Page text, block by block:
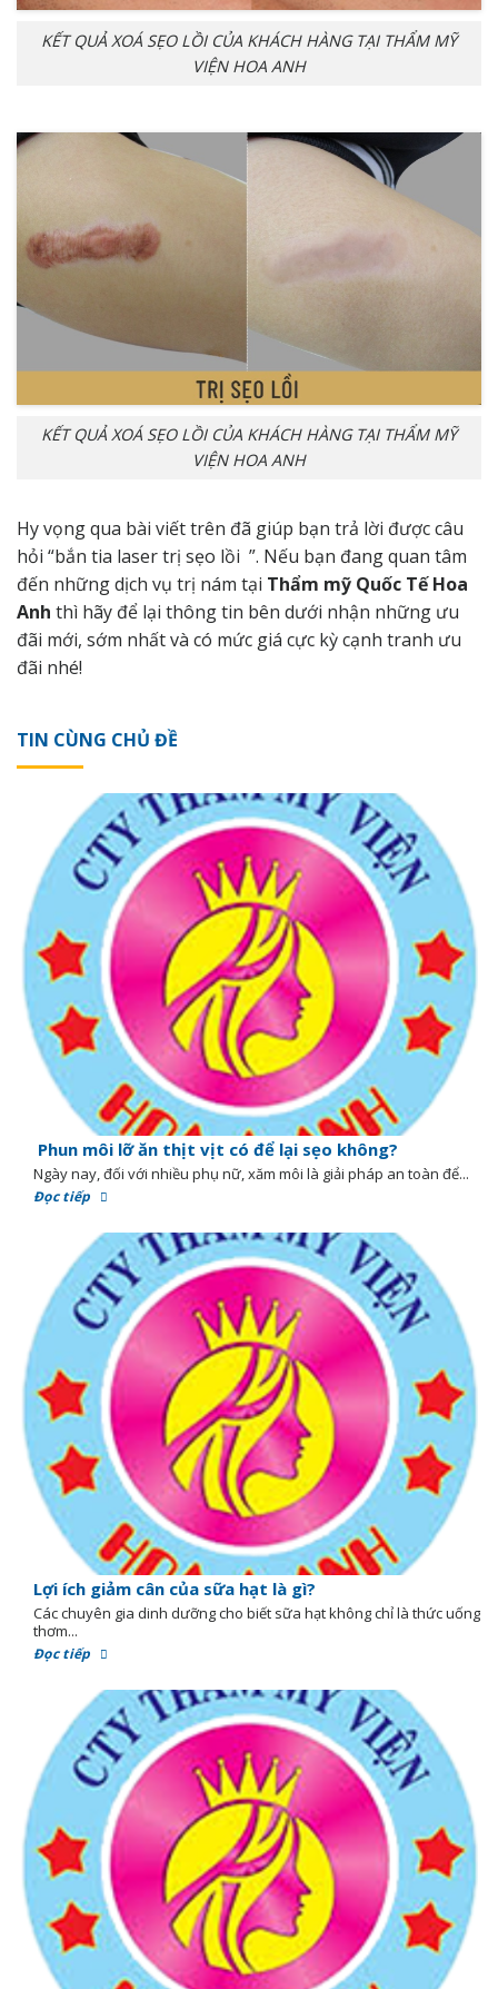
KẾT QUẢ XOÁ SẸO LỒI CỦA KHÁCH HÀNG TẠI THẨM MỸ
VIỆN HOA ANH
KẾT QUẢ XOÁ SẸO LỒI CỦA KHÁCH HÀNG TẠI THẨM MỸ
VIỆN HOA ANH
Hy vọng qua bài viết trên đã giúp bạn trả lời được câu
hỏi “bắn tia laser trị sẹo lồi ”. Nếu bạn đang quan tâm
đến những dịch vụ trị nám tại Thẩm mỹ Quốc Tế Hoa
Anh thì hãy để lại thông tin bên dưới nhận những ưu
đãi mới, sớm nhất và có mức giá cực kỳ cạnh tranh ưu
đãi nhé!
TIN CÙNG CHỦ ĐỀ
Phun môi lỡ ăn thịt vịt có để lại sẹo không?
Ngày nay, đối với nhiều phụ nữ, xăm môi là giải pháp an toàn để...
Đọc tiếp
Lợi ích giảm cân của sữa hạt là gì?
Các chuyên gia dinh dưỡng cho biết sữa hạt không chỉ là thức uống
thơm...
Đọc tiếp